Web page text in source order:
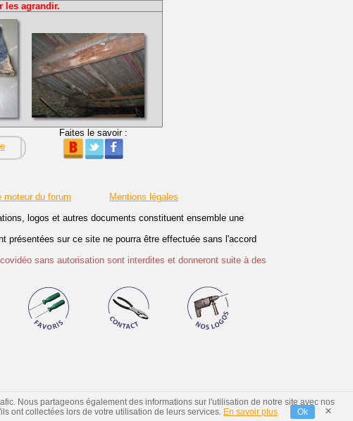
les agrandir.
Faites le savoir :
moteur du forum
Mentions légales
logos et autres documents constituent ensemble une
présentées sur ce site ne pourra être effectuée sans l'accord
sans autorisation sont interdites et donneront suite à des
Nous partageons également des informations sur l'utilisation de notre site avec nos
ont collectées lors de votre utilisation de leurs services.
En savoir plus Ok ×